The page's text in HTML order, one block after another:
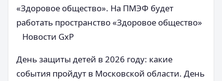
«Здоровое общество». На ПМЭФ будет
работать пространство «Здоровое общество»
Новости GxP
День защиты детей в 2026 году: какие
события пройдут в Московской области. День